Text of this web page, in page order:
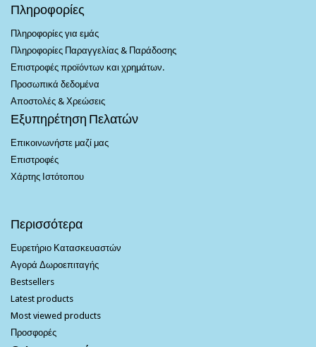
Πληροφορίες
Πληροφορίες για εμάς
Πληροφορίες Παραγγελίας & Παράδοσης
Επιστροφές προϊόντων και χρημάτων.
Προσωπικά δεδομένα
Αποστολές & Χρεώσεις
Εξυπηρέτηση Πελατών
Επικοινωνήστε μαζί μας
Επιστροφές
Χάρτης Ιστότοπου
Περισσότερα
Ευρετήριο Κατασκευαστών
Αγορά Δωροεπιταγής
Bestsellers
Latest products
Most viewed products
Προσφορές